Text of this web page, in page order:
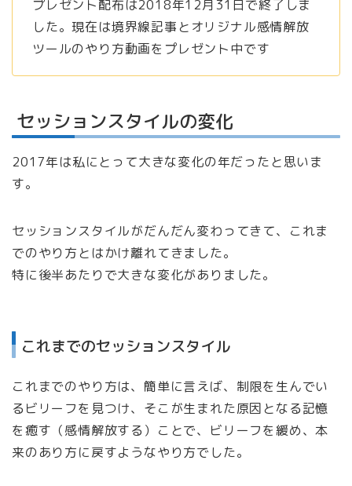
プレゼント配布は2018年12月31日で終了しま
した。現在は境界線記事とオリジナル感情解放
ツールのやり方動画をプレゼント中です
セッションスタイルの変化
2017年は私にとって大きな変化の年だったと思いま
す。
セッションスタイルがだんだん変わってきて、これま
でのやり方とはかけ離れてきました。
特に後半あたりで大きな変化がありました。
これまでのセッションスタイル
これまでのやり方は、簡単に言えば、制限を生んでい
るビリーフを見つけ、そこが生まれた原因となる記憶
を癒す（感情解放する）ことで、ビリーフを緩め、本
来のあり方に戻すようなやり方でした。